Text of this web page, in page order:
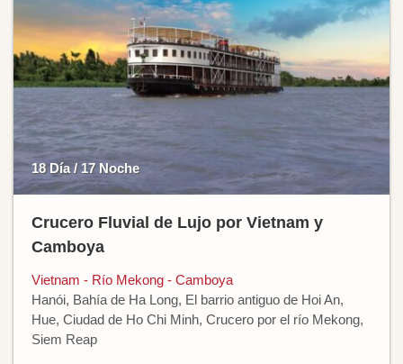
18 Día / 17 Noche
Crucero Fluvial de Lujo por Vietnam y
Camboya
Vietnam - Río Mekong - Camboya
Hanói, Bahía de Ha Long, El barrio antiguo de Hoi An,
Hue, Ciudad de Ho Chi Minh, Crucero por el río Mekong,
Siem Reap